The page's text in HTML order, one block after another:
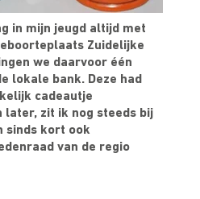
in mijn jeugd altijd met
Zuidelijke
we daarvoor één
lokale bank. Deze had
cadeautje
later, zit ik nog steeds bij
sinds kort ook
van de regio